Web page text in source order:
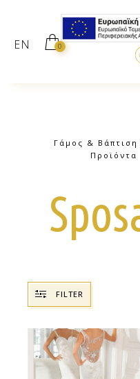
EN 0
Γάμος &
Προϊόντα
FILTER